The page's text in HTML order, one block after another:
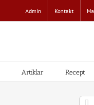
Admin Kontakt
Artiklar Recept
Sök